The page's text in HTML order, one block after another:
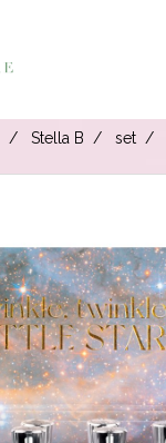
Stella B set